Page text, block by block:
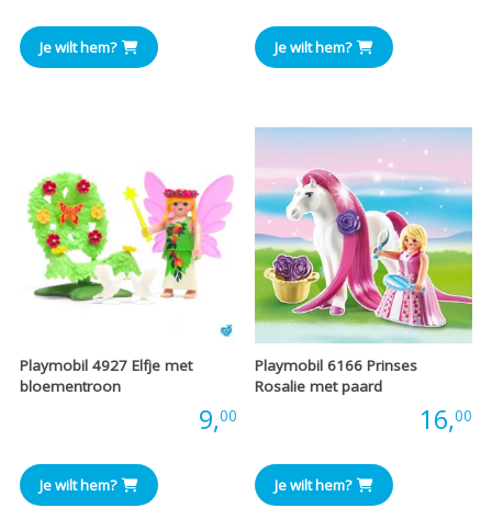
Je wilt hem? Je wilt hem?
Playmobil 4927 Elfje met
bloementroon
9,00
Je wilt hem?
Playmobil 6166 Prinses
Rosalie met paard
16,00
Je wilt hem?